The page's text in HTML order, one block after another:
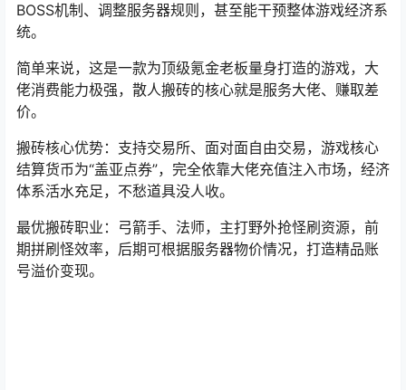
BOSS机制、调整服务器规则，甚至能干预整体游戏经济系
统。
简单来说，这是一款为顶级氪金老板量身打造的游戏，大
佬消费能力极强，散人搬砖的核心就是服务大佬、赚取差
价。
搬砖核心优势：支持交易所、面对面自由交易，游戏核心
结算货币为“盖亚点券”，完全依靠大佬充值注入市场，经济
体系活水充足，不愁道具没人收。
最优搬砖职业：弓箭手、法师，主打野外抢怪刷资源，前
期拼刷怪效率，后期可根据服务器物价情况，打造精品账
号溢价变现。